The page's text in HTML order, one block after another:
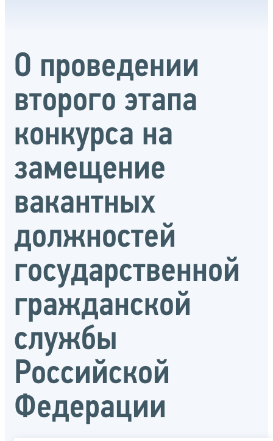
О проведении
второго этапа
конкурса на
замещение
вакантных
должностей
государственной
гражданской
службы
Российской
Федерации